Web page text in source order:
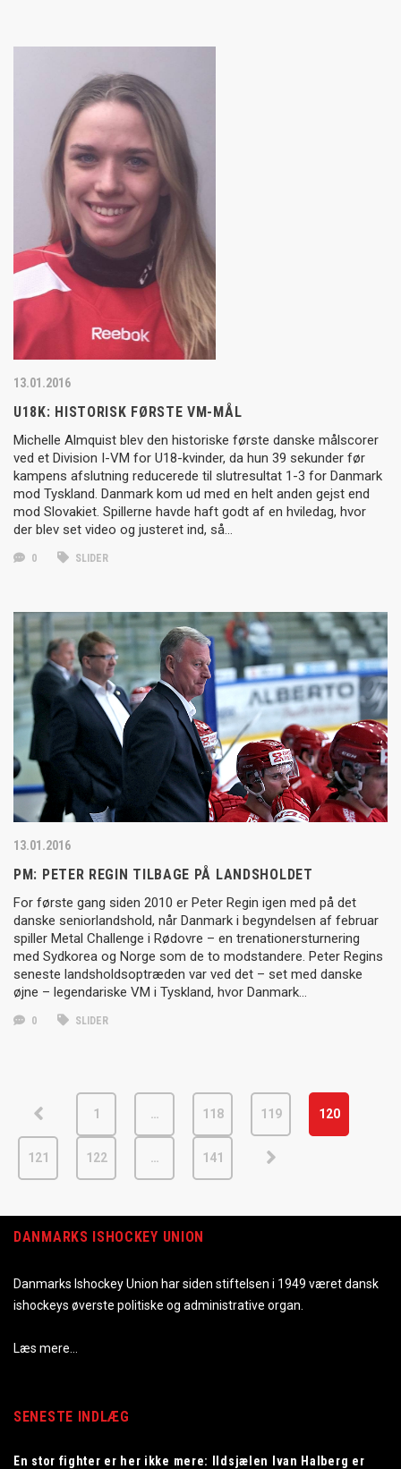
13.01.2016
U18K: HISTORISK FØRSTE VM-MÅL
Michelle Almquist blev den historiske første danske målscorer
ved et Division I-VM for U18-kvinder, da hun 39 sekunder før
kampens afslutning reducerede til slutresultat 1-3 for Danmark
mod Tyskland. Danmark kom ud med en helt anden gejst end
mod Slovakiet. Spillerne havde haft godt af en hviledag, hvor
der blev set video og justeret ind, så…
0 SLIDER
13.01.2016
PM: PETER REGIN TILBAGE PÅ LANDSHOLDET
For første gang siden 2010 er Peter Regin igen med på det
danske seniorlandshold, når Danmark i begyndelsen af februar
spiller Metal Challenge i Rødovre – en trenationersturnering
med Sydkorea og Norge som de to modstandere. Peter Regins
seneste landsholdsoptræden var ved det – set med danske
øjne – legendariske VM i Tyskland, hvor Danmark…
0 SLIDER
1 … 118 119 120
121 122 … 141
DANMARKS ISHOCKEY UNION
Danmarks Ishockey Union har siden stiftelsen i 1949 været dansk
ishockeys øverste politiske og administrative organ.
Læs mere…
SENESTE INDLÆG
En stor fighter er her ikke mere: Ildsjælen Ivan Halberg er